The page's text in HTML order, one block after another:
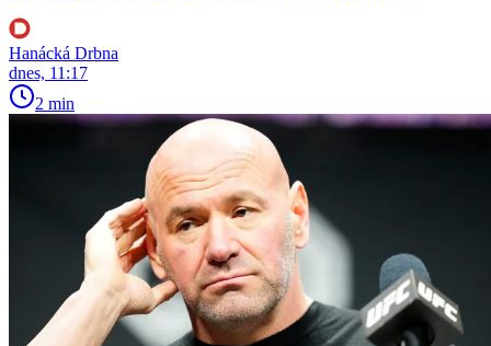
Hanácká Drbna
dnes, 11:17
2 min